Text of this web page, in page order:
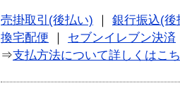
売掛取引(後払い)
銀行振込(後
換宅配便
セブンイレブン決済
⇒支払方法について詳しくはこ